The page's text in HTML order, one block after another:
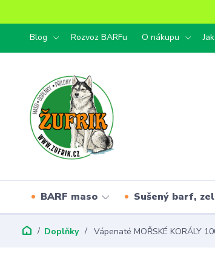
Blog Rozvoz BARFu O nákupu
BARF maso Sušený barf,
Doplňky Vápenaté MOŘSKÉ KORÁLY